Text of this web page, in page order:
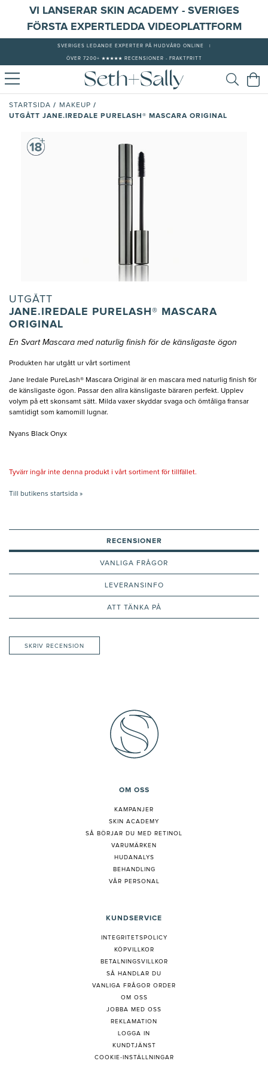
VI LANSERAR SKIN ACADEMY - SVERIGES
FÖRSTA EXPERTLEDDA VIDEOPLATTFORM
SVERIGES LEDANDE EXPERTER PÅ HUDVÅRD ONLINE
ÖVER 7200+ ★★★★★ RECENSIONER - FRAKTFRITT
STARTSIDA / MAKEUP /
UTGÅTT JANE.IREDALE PURELASH® MASCARA ORIGINAL
UTGÅTT
JANE.IREDALE PURELASH® MASCARA
ORIGINAL
En Svart Mascara med naturlig finish för de känsligaste ögon
Produkten har utgått ur vårt sortiment
Jane Iredale PureLash® Mascara Original är en mascara med naturlig finish för
de känsligaste ögon. Passar den allra känsligaste bäraren perfekt. Upplev
volym på ett skonsamt sätt. Milda vaxer skyddar svaga och ömtåliga fransar
samtidigt som kamomill lugnar.
Nyans Black Onyx
Tyvärr ingår inte denna produkt i vårt sortiment för tillfället.
Till butikens startsida »
RECENSIONER
VANLIGA FRÅGOR
LEVERANSINFO
ATT TÄNKA PÅ
SKRIV RECENSION
OM OSS
KAMPANJER
SKIN ACADEMY
SÅ BÖRJAR DU MED RETINOL
VARUMÄRKEN
HUDANALYS
BEHANDLING
VÅR PERSONAL
KUNDSERVICE
INTEGRITETSPOLICY
KÖPVILLKOR
BETALNINGSVILLKOR
SÅ HANDLAR DU
VANLIGA FRÅGOR ORDER
OM OSS
JOBBA MED OSS
REKLAMATION
LOGGA IN
KUNDTJÄNST
COOKIE-INSTÄLLNINGAR